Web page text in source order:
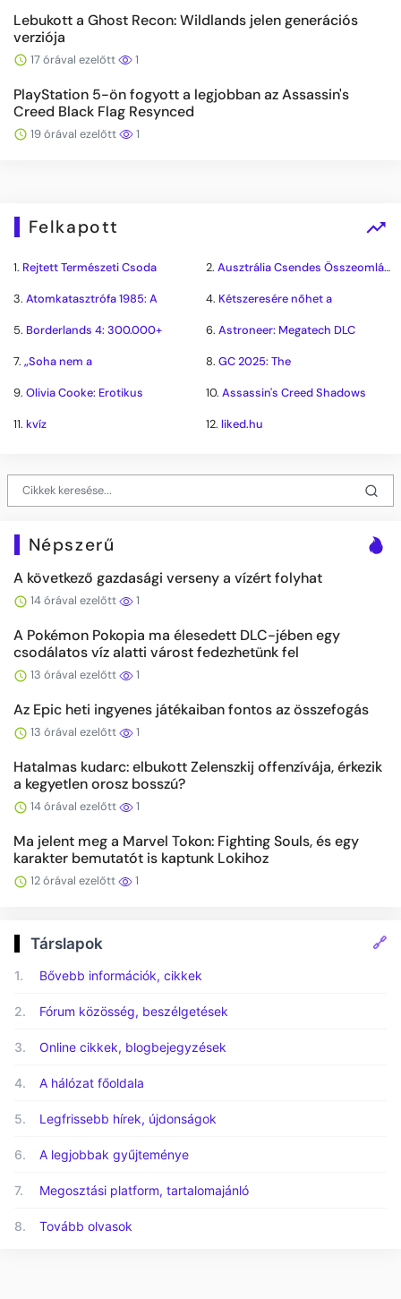
Lebukott a Ghost Recon: Wildlands jelen generációs
verziója
17 órával ezelőtt 1
PlayStation 5-ön fogyott a legjobban az Assassin's
Creed Black Flag Resynced
19 órával ezelőtt 1
Felkapott
1. Rejtett Természeti Csoda 2. Ausztrália Csendes Összeomlása
3. Atomkatasztrófa 1985: A 4. Kétszeresére nőhet a
5. Borderlands 4: 300.000+ 6. Astroneer: Megatech DLC
7. „Soha nem a 8. GC 2025: The
9. Olivia Cooke: Erotikus 10. Assassin's Creed Shadows
11. kvíz 12. liked.hu
Népszerű
A következő gazdasági verseny a vízért folyhat
14 órával ezelőtt 1
A Pokémon Pokopia ma élesedett DLC-jében egy
csodálatos víz alatti várost fedezhetünk fel
13 órával ezelőtt 1
Az Epic heti ingyenes játékaiban fontos az összefogás
13 órával ezelőtt 1
Hatalmas kudarc: elbukott Zelenszkij offenzívája, érkezik
a kegyetlen orosz bosszú?
14 órával ezelőtt 1
Ma jelent meg a Marvel Tokon: Fighting Souls, és egy
karakter bemutatót is kaptunk Lokihoz
12 órával ezelőtt 1
Társlapok 🔗
1. Bővebb információk, cikkek
2. Fórum közösség, beszélgetések
3. Online cikkek, blogbejegyzések
4. A hálózat főoldala
5. Legfrissebb hírek, újdonságok
6. A legjobbak gyűjteménye
7. Megosztási platform, tartalomajánló
8. Tovább olvasok